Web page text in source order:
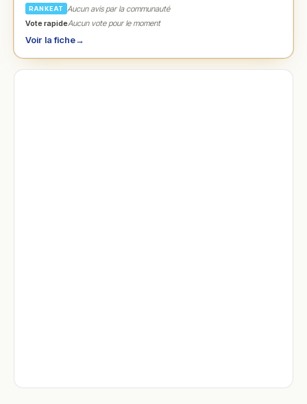
RANKEAT
Aucun avis par la communauté
Vote rapideAucun vote pour le moment
Voir la fiche→